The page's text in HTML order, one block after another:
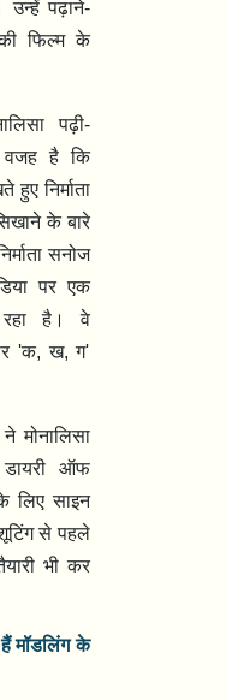
उन्हें पढ़ाने-
फिल्म के
पढ़ी-
वजह है कि
निर्माता
के बारे
सनोज
पर एक
रहा है। वे
'क, ख, ग'
मोनालिसा
ऑफ
लिए साइन
से पहले
भी कर
हैं मॉडलिंग के